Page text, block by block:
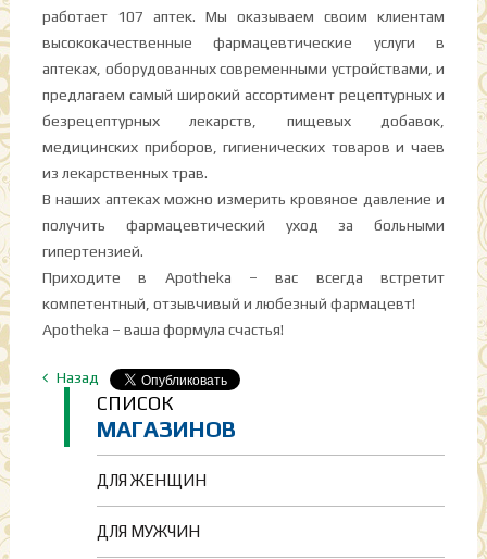
работает 107 аптек. Мы оказываем своим клиентам
высококачественные фармацевтические услуги в
аптеках, оборудованных современными устройствами, и
предлагаем самый широкий ассортимент рецептурных и
безрецептурных лекарств, пищевых добавок,
медицинских приборов, гигиенических товаров и чаев
из лекарственных трав.
В наших аптеках можно измерить кровяное давление и
получить фармацевтический уход за больными
гипертензией.
Приходите в Apotheka – вас всегда встретит
компетентный, отзывчивый и любезный фармацевт!
Apotheka – ваша формула счастья!
Назад
СПИСОК
МАГАЗИНОВ
ДЛЯ ЖЕНЩИН
ДЛЯ МУЖЧИН